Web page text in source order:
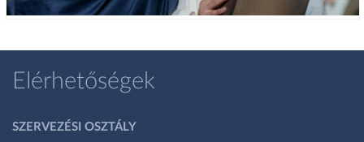
Elérhetőségek
SZERVEZÉSI OSZTÁLY